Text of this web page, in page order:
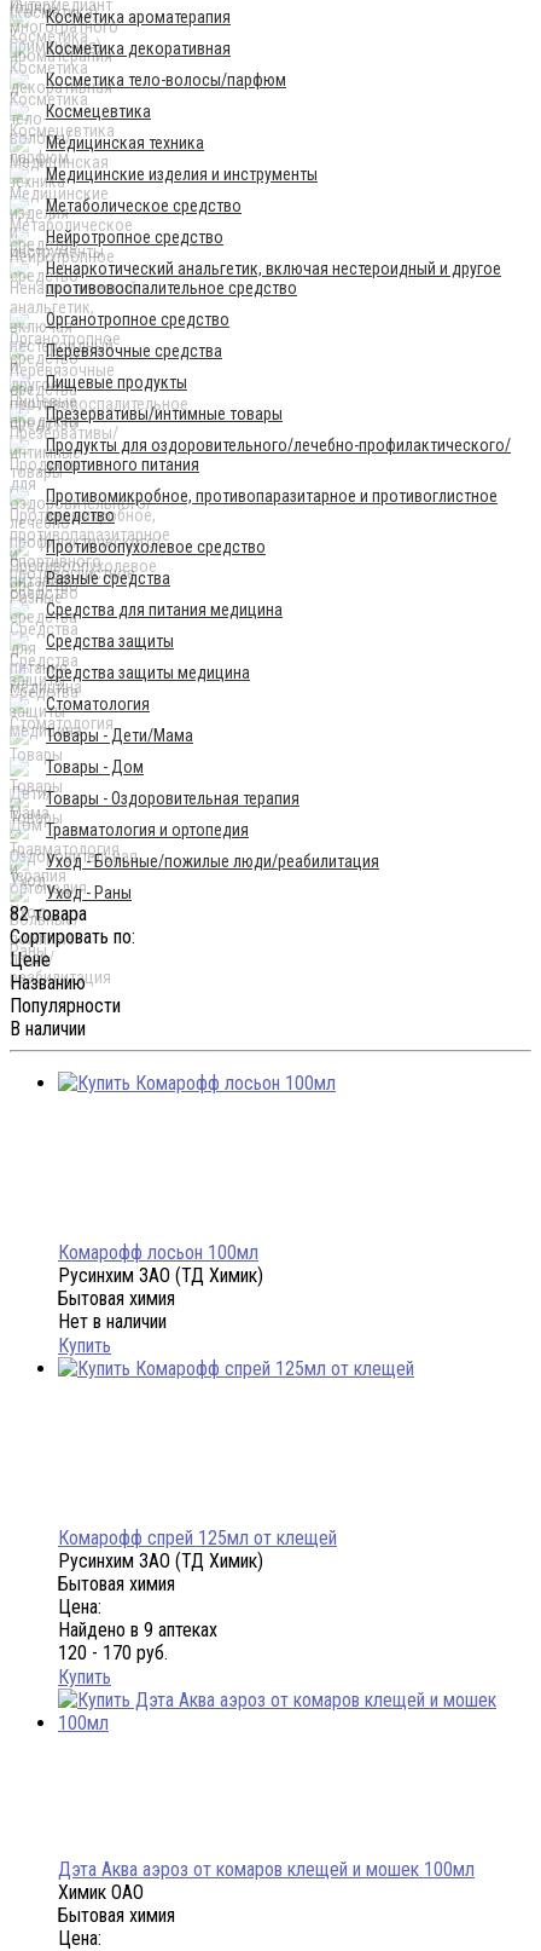
Косметика ароматерапия
Косметика декоративная
Косметика тело-волосы/парфюм
Космецевтика
Медицинская техника
Медицинские изделия и инструменты
Метаболическое средство
Нейротропное средство
Ненаркотический анальгетик, включая нестероидный и другое
противовоспалительное средство
Органотропное средство
Перевязочные средства
Пищевые продукты
Презервативы/интимные товары
Продукты для оздоровительного/лечебно-профилактического/
спортивного питания
Противомикробное, противопаразитарное и противоглистное
средство
Противоопухолевое средство
Разные средства
Средства для питания медицина
Средства защиты
Средства защиты медицина
Стоматология
Товары - Дети/Мама
Товары - Дом
Товары - Оздоровительная терапия
Травматология и ортопедия
Уход - Больные/пожилые люди/реабилитация
Уход - Раны
82 товара
Сортировать по:
Цене
Названию
Популярности
В наличии
Комарофф лосьон 100мл
Русинхим ЗАО (ТД Химик)
Бытовая химия
Нет в наличии
Купить
Комарофф спрей 125мл от клещей
Русинхим ЗАО (ТД Химик)
Бытовая химия
Цена:
Найдено в 9 аптеках
120 - 170 руб.
Купить
Дэта Аква аэроз от комаров клещей и мошек 100мл
Химик ОАО
Бытовая химия
Цена: